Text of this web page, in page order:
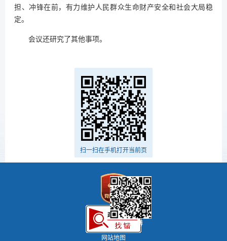
担、冲锋在前，有力维护人民群众生命财产安全和社会大局稳
定。
会议还研究了其他事项。
扫一扫在手机打开当前页
政务微博
网站地图